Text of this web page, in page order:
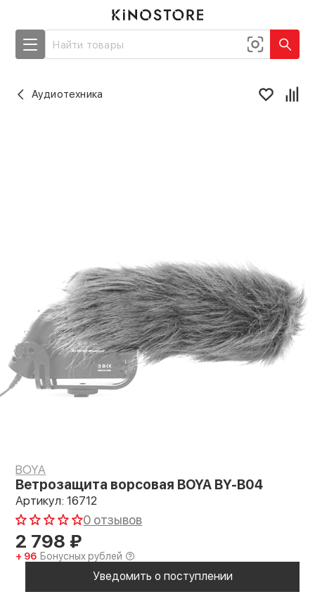
Аудиотехника
BOYA
Ветрозащита ворсовая BOYA BY-B04
Артикул: 16712
0 отзывов
2 798 ₽
+ 96 Бонусных рублей
Уведомить о поступлении